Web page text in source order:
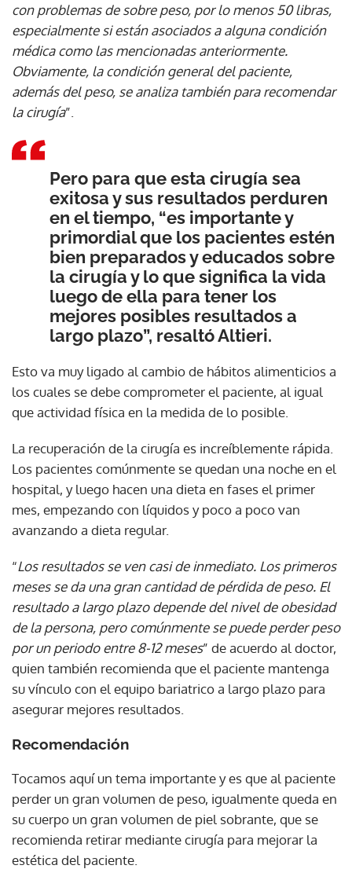
con problemas de sobre peso, por lo menos 50 libras,
especialmente si están asociados a alguna condición
médica como las mencionadas anteriormente.
Obviamente, la condición general del paciente,
además del peso, se analiza también para recomendar
la cirugía”.
Pero para que esta cirugía sea
exitosa y sus resultados perduren
en el tiempo, “es importante y
primordial que los pacientes estén
bien preparados y educados sobre
la cirugía y lo que significa la vida
luego de ella para tener los
mejores posibles resultados a
largo plazo”, resaltó Altieri.
Esto va muy ligado al cambio de hábitos alimenticios a
los cuales se debe comprometer el paciente, al igual
que actividad física en la medida de lo posible.
La recuperación de la cirugía es increíblemente rápida.
Los pacientes comúnmente se quedan una noche en el
hospital, y luego hacen una dieta en fases el primer
mes, empezando con líquidos y poco a poco van
avanzando a dieta regular.
“Los resultados se ven casi de inmediato. Los primeros
meses se da una gran cantidad de pérdida de peso. El
resultado a largo plazo depende del nivel de obesidad
de la persona, pero comúnmente se puede perder peso
por un periodo entre 8-12 meses” de acuerdo al doctor,
quien también recomienda que el paciente mantenga
su vínculo con el equipo bariatrico a largo plazo para
asegurar mejores resultados.
Recomendación
Tocamos aquí un tema importante y es que al paciente
perder un gran volumen de peso, igualmente queda en
su cuerpo un gran volumen de piel sobrante, que se
recomienda retirar mediante cirugía para mejorar la
estética del paciente.